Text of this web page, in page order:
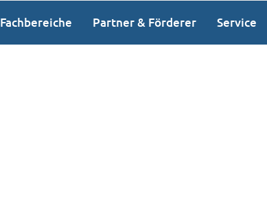
Fachbereiche Partner & Förderer Service